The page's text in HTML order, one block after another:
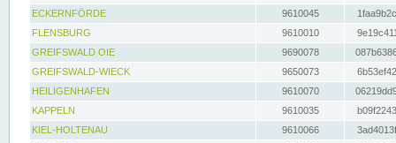
ECKERNFÖRDE
9610045
FLENSBURG
9610010
GREIFSWALD OIE
9690078
GREIFSWALD-WIECK
9650073
HEILIGENHAFEN
9610070
KAPPELN
9610035
KIEL-HOLTENAU
9610066